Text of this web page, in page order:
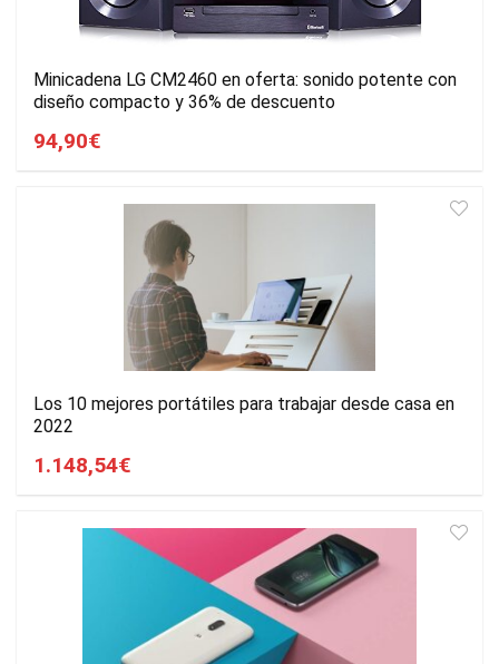
Minicadena LG CM2460 en oferta: sonido potente con
diseño compacto y 36% de descuento
94,90€
Los 10 mejores portátiles para trabajar desde casa en
2022
1.148,54€